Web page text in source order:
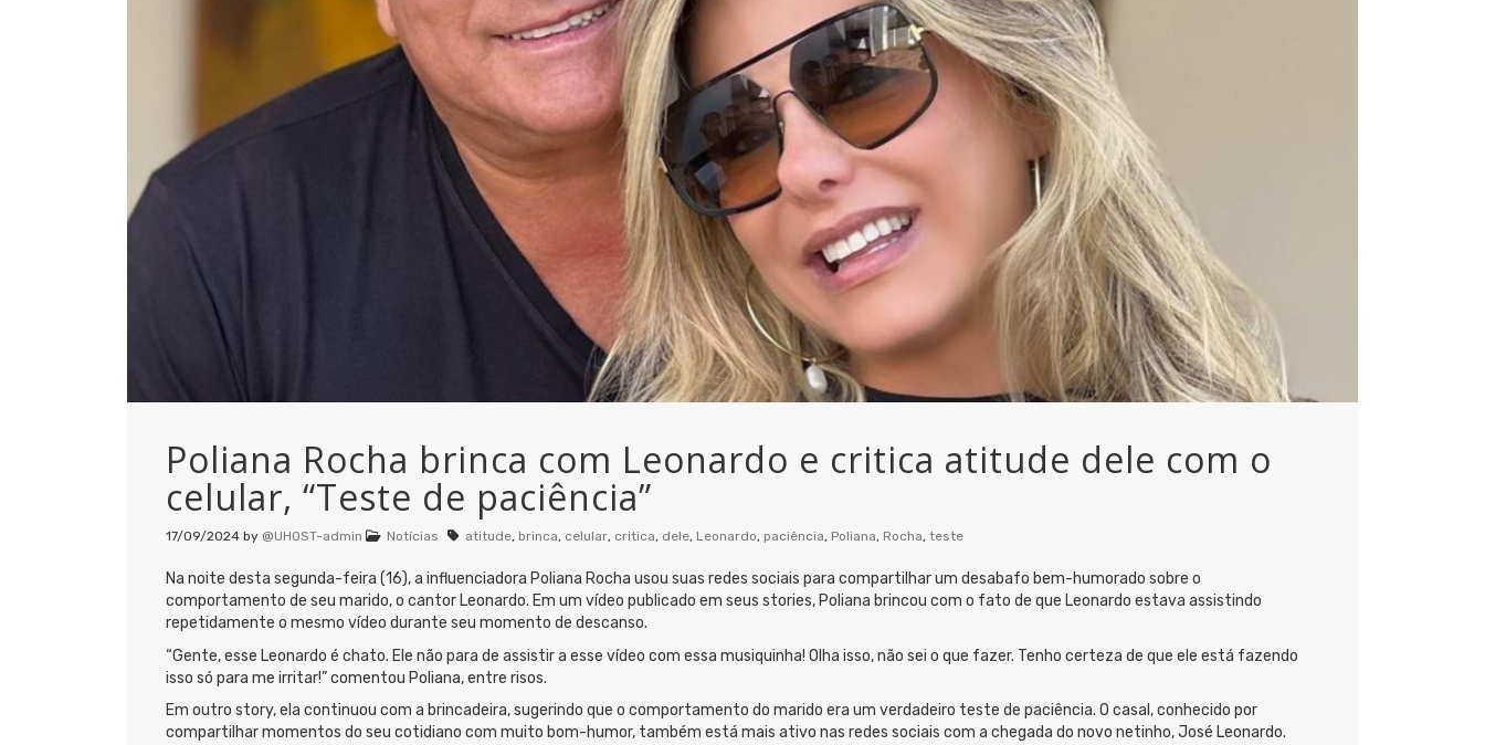
Poliana Rocha brinca com Leonardo e critica atitude dele com o
celular, “Teste de paciência”
17/09/2024 by @UHOST-admin Notícias atitude, brinca, celular, critica, dele, Leonardo, paciência, Poliana, Rocha, teste
Na noite desta segunda-feira (16), a influenciadora Poliana Rocha usou suas redes sociais para compartilhar um desabafo bem-humorado sobre o
comportamento de seu marido, o cantor Leonardo. Em um vídeo publicado em seus stories, Poliana brincou com o fato de que Leonardo estava assistindo
repetidamente o mesmo vídeo durante seu momento de descanso.
“Gente, esse Leonardo é chato. Ele não para de assistir a esse vídeo com essa musiquinha! Olha isso, não sei o que fazer. Tenho certeza de que ele está fazendo
isso só para me irritar!” comentou Poliana, entre risos.
Em outro story, ela continuou com a brincadeira, sugerindo que o comportamento do marido era um verdadeiro teste de paciência. O casal, conhecido por
compartilhar momentos do seu cotidiano com muito bom-humor, também está mais ativo nas redes sociais com a chegada do novo netinho, José Leonardo.